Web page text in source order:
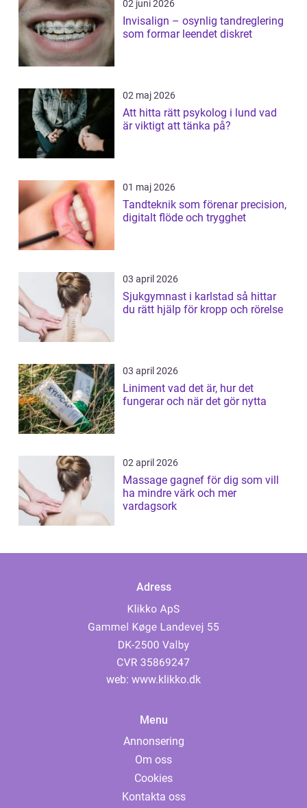
02 juni 2026
Invisalign – osynlig tandreglering
som formar leendet diskret
02 maj 2026
Att hitta rätt psykolog i lund vad
är viktigt att tänka på?
01 maj 2026
Tandteknik som förenar precision,
digitalt flöde och trygghet
03 april 2026
Sjukgymnast i karlstad så hittar
du rätt hjälp för kropp och rörelse
03 april 2026
Liniment vad det är, hur det
fungerar och när det gör nytta
02 april 2026
Massage gagnef för dig som vill
ha mindre värk och mer
vardagsork
Adress
web: www.klikko.dk
Menu
Annonsering
Om oss
Cookies
Kontakta oss